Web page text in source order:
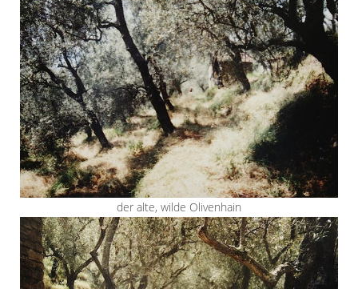
der alte, wilde Olivenhain